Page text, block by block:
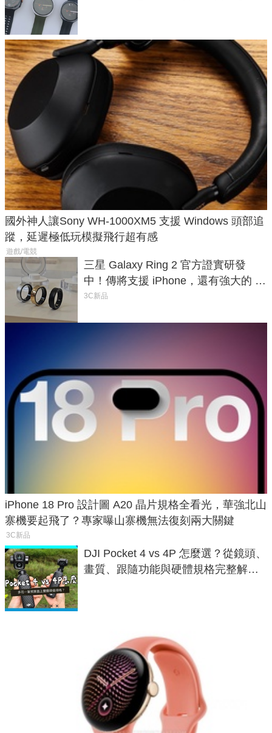
國外神人讓Sony WH-1000XM5 支援 Windows 頭部追
蹤，延遲極低玩模擬飛行超有感
遊戲/電競
三星 Galaxy Ring 2 官方證實研發
中！傳將支援 iPhone，還有強大的 AI
與智慧家電連動功能
3C新品
iPhone 18 Pro 設計圖 A20 晶片規格全看光，華強北山
寨機要起飛了？專家曝山寨機無法復刻兩大關鍵
3C新品
DJI Pocket 4 vs 4P 怎麼選？從鏡頭、
畫質、跟隨功能與硬體規格完整解